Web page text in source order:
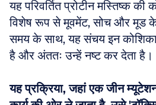
यह परिवर्तित प्रोटीन मस्तिष्क
विशेष रूप से मूवमेंट, सोच और मूड के
समय के साथ, यह संचय इन
है और अंततः उन्हें नष्ट कर देता है।
यह प्रक्रिया, जहां एक जीन